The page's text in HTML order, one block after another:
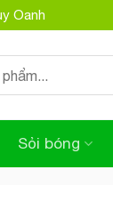
Oanh
Sỏi bóng